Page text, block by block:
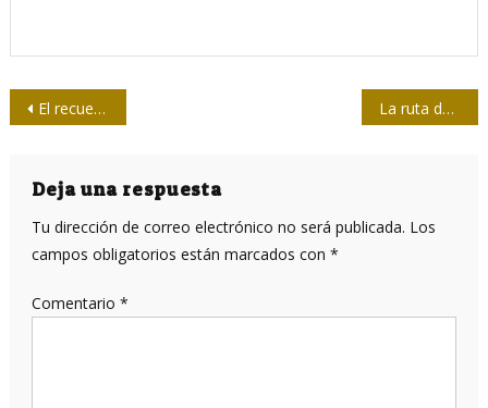
Navegación
entradas
El recuerdo de Tomy La ruta de la seda digital
Deja una respuesta
Tu dirección de correo electrónico no será publicada. Los
campos obligatorios están marcados con *
Comentario *